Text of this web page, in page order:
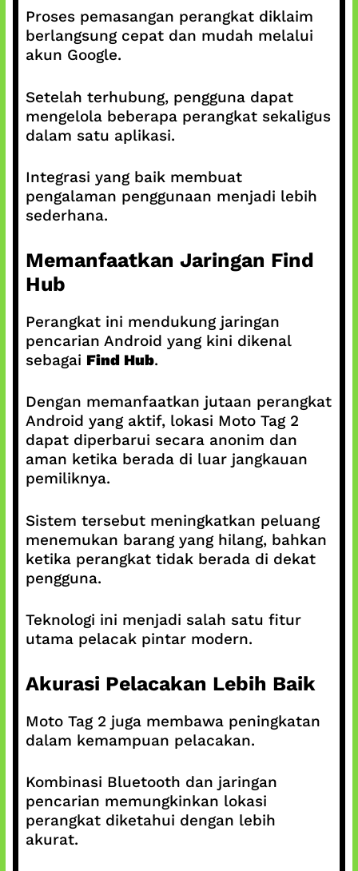
Proses pemasangan perangkat diklaim
berlangsung cepat dan mudah melalui
akun Google.
Setelah terhubung, pengguna dapat
mengelola beberapa perangkat sekaligus
dalam satu aplikasi.
Integrasi yang baik membuat
pengalaman penggunaan menjadi lebih
sederhana.
Memanfaatkan Jaringan Find
Hub
Perangkat ini mendukung jaringan
pencarian Android yang kini dikenal
sebagai Find Hub.
Dengan memanfaatkan jutaan perangkat
Android yang aktif, lokasi Moto Tag 2
dapat diperbarui secara anonim dan
aman ketika berada di luar jangkauan
pemiliknya.
Sistem tersebut meningkatkan peluang
menemukan barang yang hilang, bahkan
ketika perangkat tidak berada di dekat
pengguna.
Teknologi ini menjadi salah satu fitur
utama pelacak pintar modern.
Akurasi Pelacakan Lebih Baik
Moto Tag 2 juga membawa peningkatan
dalam kemampuan pelacakan.
Kombinasi Bluetooth dan jaringan
pencarian memungkinkan lokasi
perangkat diketahui dengan lebih
akurat.